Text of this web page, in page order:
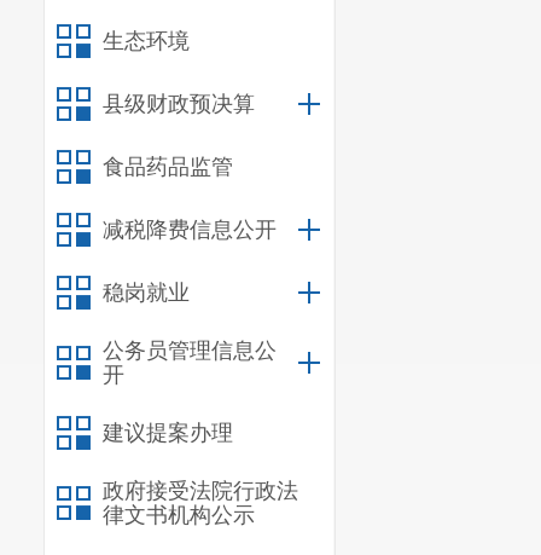
生态环境
县级财政预决算
食品药品监管
减税降费信息公开
稳岗就业
公务员管理信息公
开
建议提案办理
政府接受法院行政法
律文书机构公示